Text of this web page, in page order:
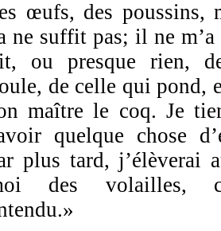
œufs, des poussins,
ne suffit pas; il ne
ou presque rien,
de celle qui pond,
maître le coq. Je
quelque chose
plus tard, j’élèverai
des volailles,